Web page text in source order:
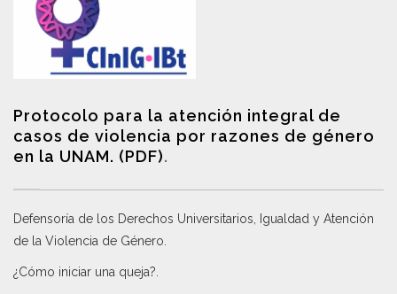
Protocolo para la atención integral de
casos de violencia por razones de género
en la UNAM. (PDF).
Defensoría de los Derechos Universitarios, Igualdad y Atención
de la Violencia de Género
¿Cómo iniciar una queja?